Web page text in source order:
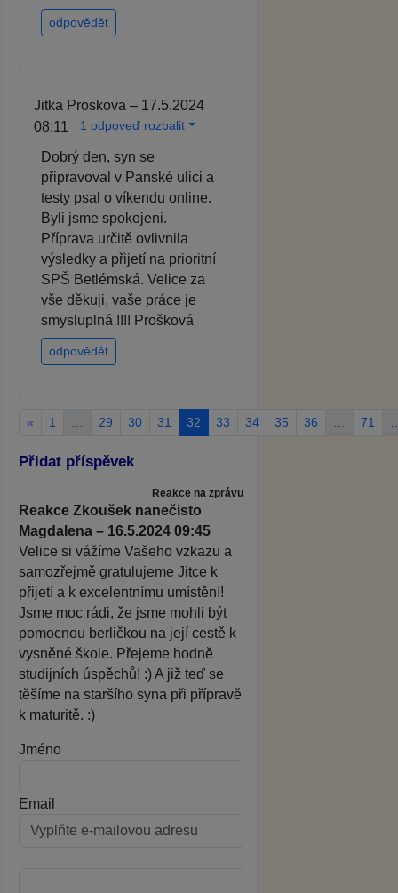
odpovědět
Jitka Proskova – 17.5.2024
08:11
1 odpoveď rozbalit
Dobrý den, syn se
připravoval v Panské ulici a
testy psal o víkendu online.
Byli jsme spokojeni.
Příprava určitě ovlivnila
výsledky a přijetí na prioritní
SPŠ Betlémská. Velice za
vše děkuji, vaše práce je
smysluplná !!!! Prošková
odpovědět
« 1 29 30 31 32 33 34 35 36 71
Přidat příspěvek
Reakce na zprávu
Reakce Zkoušek nanečisto
Magdalena – 16.5.2024 09:45
Velice si vážíme Vašeho vzkazu a
samozřejmě gratulujeme Jitce k
přijetí a k excelentnímu umístění!
Jsme moc rádi, že jsme mohli být
pomocnou berličkou na její cestě k
vysněné škole. Přejeme hodně
studijních úspěchů! :) A již teď se
těšíme na staršího syna při přípravě
k maturitě. :)
Jméno
Email